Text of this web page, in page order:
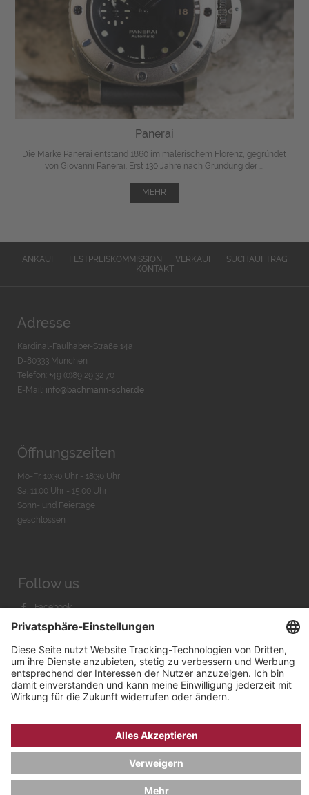
Panerai
Die Marke Panerai entstand 1860 im malerischem Florenz, gegründet
von Giovanni Panerai. Erst 130 Jahre nach Gründung der ...
MEHR
ANKAUF FESTPREISKOMMISSION VERKAUF
SUCHAUFTRAG
KONTAKT
Adresse
Kardinal-Faulhaber-Straße 14a
D-80333 München
Telefon: +49 (0)89 29 32 70
E-Mail: info@bachmann-scher.de
Öffnungszeiten
Mo-Fr. 10:30 Uhr - 18:30 Uhr
Sa. 11:00 Uhr - 15.00 Uhr
Sonn- und Feiertage
geschlossen
Follow us
Facebook
Instagram
Youtube
Bachmann & Scher GmbH / Watchandco GmbH
DATENSCHUTZ IMPRESSUM
VERSANDKOSTEN